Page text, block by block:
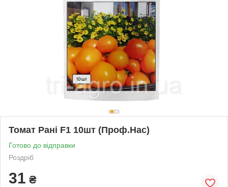
Томат Рані F1 10шт (Проф.Нас)
Готово до відправки
Роздріб
31 ₴